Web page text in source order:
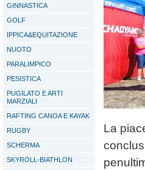
GINNASTICA
GOLF
IPPICA&EQUITAZIONE
NUOTO
PARALIMPICO
PESISTICA
PUGILATO E ARTI
MARZIALI
RAFTING CANOA E KAYAK
RUGBY
SCHERMA
SKYROLL-BIATHLON
La